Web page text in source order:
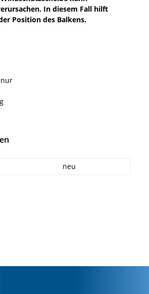
In diesem Fall hilft
Position des Balkens.
neu